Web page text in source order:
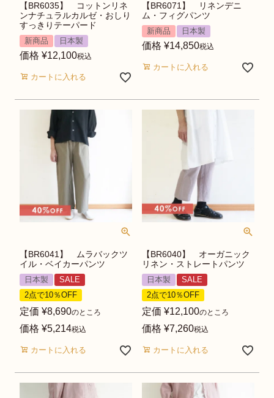
【BR6035】 コットンリネ
ンナチュラルカルゼ・おしり
すっきりテーパード
新商品 日本製
価格 ¥12,100税込
カートに入れる
【BR6071】 リネンデニ
ム・フィグパンツ
新商品 日本製
価格 ¥14,850税込
カートに入れる
【BR6041】 ムラバックツ
イル・ベイカーパンツ
日本製
SALE
2点で10％OFF
定価 ¥8,690のところ
価格 ¥5,214税込
カートに入れる
【BR6040】 オーガニック
リネン・ストレートパンツ
日本製
SALE
2点で10％OFF
定価 ¥12,100のところ
価格 ¥7,260税込
カートに入れる